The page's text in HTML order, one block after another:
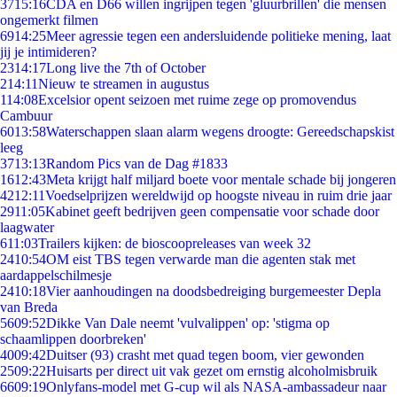
3715:16CDA en D66 willen ingrijpen tegen 'gluurbrillen' die mensen
ongemerkt filmen
6914:25Meer agressie tegen een andersluidende politieke mening, laat
jij je intimideren?
2314:17Long live the 7th of October
214:11Nieuw te streamen in augustus
114:08Excelsior opent seizoen met ruime zege op promovendus
Cambuur
6013:58Waterschappen slaan alarm wegens droogte: Gereedschapskist
leeg
3713:13Random Pics van de Dag #1833
1612:43Meta krijgt half miljard boete voor mentale schade bij jongeren
4212:11Voedselprijzen wereldwijd op hoogste niveau in ruim drie jaar
2911:05Kabinet geeft bedrijven geen compensatie voor schade door
laagwater
611:03Trailers kijken: de bioscoopreleases van week 32
2410:54OM eist TBS tegen verwarde man die agenten stak met
aardappelschilmesje
2410:18Vier aanhoudingen na doodsbedreiging burgemeester Depla
van Breda
5609:52Dikke Van Dale neemt 'vulvalippen' op: 'stigma op
schaamlippen doorbreken'
4009:42Duitser (93) crasht met quad tegen boom, vier gewonden
2509:22Huisarts per direct uit vak gezet om ernstig alcoholmisbruik
6609:19Onlyfans-model met G-cup wil als NASA-ambassadeur naar